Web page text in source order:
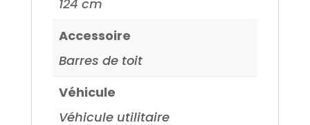
124 cm
Accessoire
Barres de toit
Véhicule
Véhicule utilitaire